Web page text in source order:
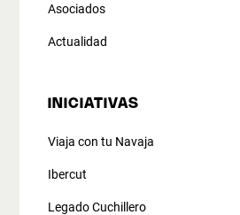
Asociados
Actualidad
INICIATIVAS
Viaja con tu Navaja
Ibercut
Legado Cuchillero